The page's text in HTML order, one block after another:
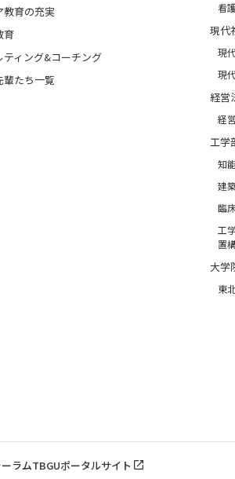
教育の充実
育
ティング&コーチング
輩たち一覧
看
現代
現
現
経営
経
工学
知
建
臨
工
置
大学
東
ラムTBGUポータルサイト